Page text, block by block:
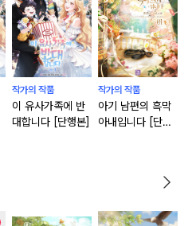
작가의 작품
이 유사가족에 반
대합니다 [단행본]
작가의 작품
아기 남편의 흑막
아내입니다 [단행